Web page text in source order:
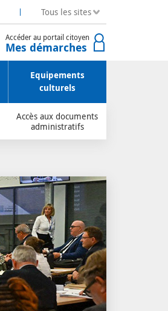
Tous les sites
Accéder au portail citoyen
Mes démarches
Accès aux documents
administratifs
Equipements
culturels